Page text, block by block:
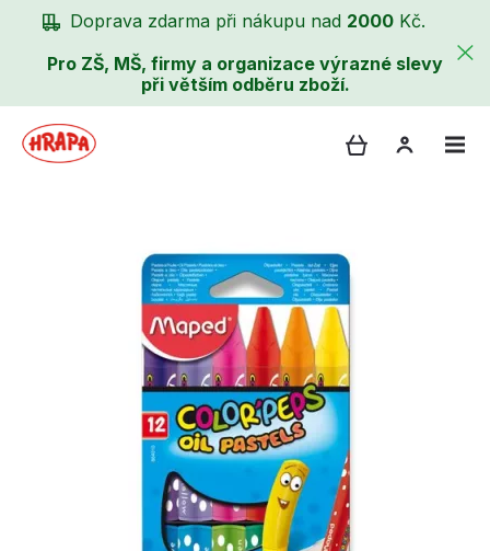
Doprava zdarma při nákupu nad 2000 Kč.
Pro ZŠ, MŠ, firmy a organizace výrazné slevy
při větším odběru zboží.